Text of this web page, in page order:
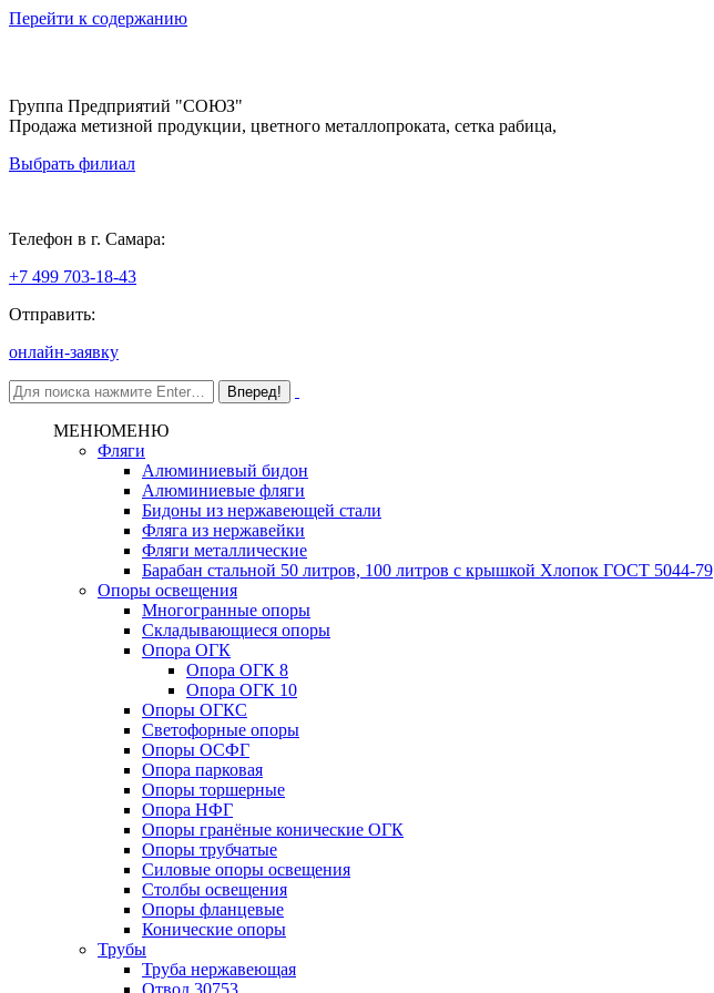
Перейти к содержанию
Группа Предприятий "СОЮЗ"
Продажа метизной продукции, цветного металлопроката, сетка рабица,
Выбрать филиал
Телефон в г. Самара:
+7 499 703-18-43
Отправить:
онлайн-заявку
МЕНЮМЕНЮ
Фляги
Алюминиевый бидон
Алюминиевые фляги
Бидоны из нержавеющей стали
Фляга из нержавейки
Фляги металлические
Барабан стальной 50 литров, 100 литров с крышкой Хлопок ГОСТ 5044-79
Опоры освещения
Многогранные опоры
Складывающиеся опоры
Опора ОГК
Опора ОГК 8
Опора ОГК 10
Опоры ОГКС
Светофорные опоры
Опоры ОСФГ
Опора парковая
Опоры торшерные
Опора НФГ
Опоры гранёные конические ОГК
Опоры трубчатые
Силовые опоры освещения
Столбы освещения
Опоры фланцевые
Конические опоры
Трубы
Труба нержавеющая
Отвод 30753